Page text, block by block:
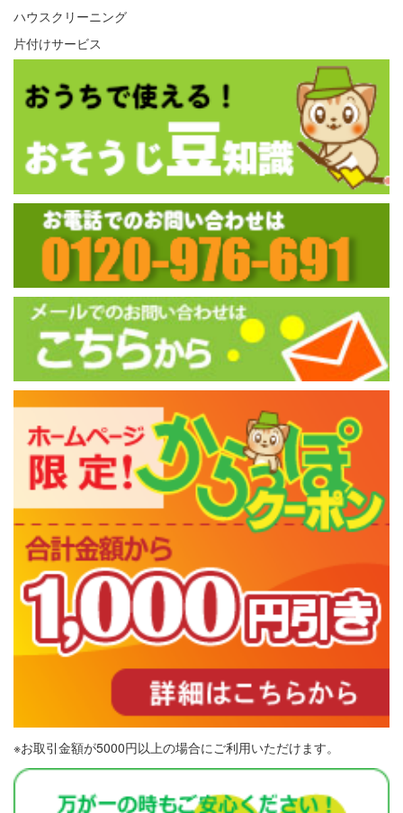
ハウスクリーニング
片付けサービス
※お取引金額が5000円以上の場合にご利用いただけます。